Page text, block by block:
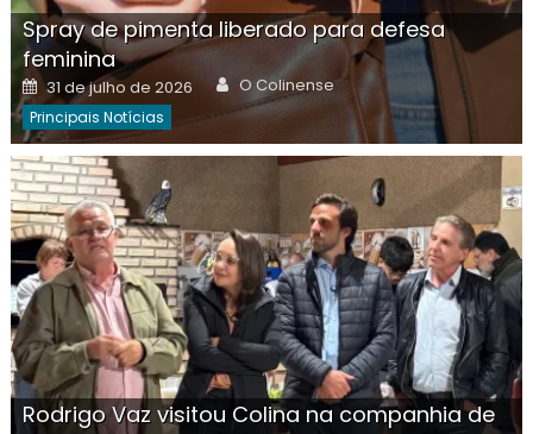
Spray de pimenta liberado para defesa
feminina
Posted
on
31 de julho de 2026 Author
O Colinense
Principais Notícias
Rodrigo Vaz visitou Colina na companhia de